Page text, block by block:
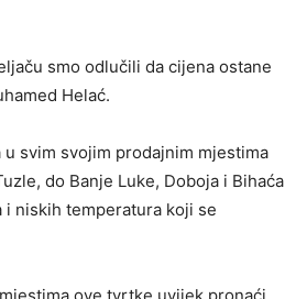
smo odlučili da cijena ostane
Helać.
svim svojim prodajnim mjestima
do Banje Luke, Doboja i Bihaća
i niskih temperatura koji se